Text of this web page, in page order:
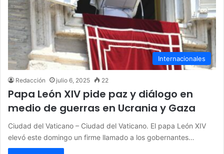
Internacionales
Redacción julio 6, 2025 22
Papa León XIV pide paz y diálogo en
medio de guerras en Ucrania y Gaza
Ciudad del Vaticano – Ciudad del Vaticano. El papa León XIV
elevó este domingo un firme llamado a los gobernantes…